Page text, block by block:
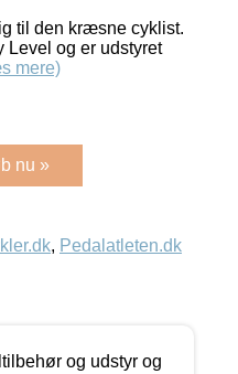
til den kræsne cyklist.
Level og er udstyret
mere)
nu »
, Pedalatleten.dk
og udstyr og